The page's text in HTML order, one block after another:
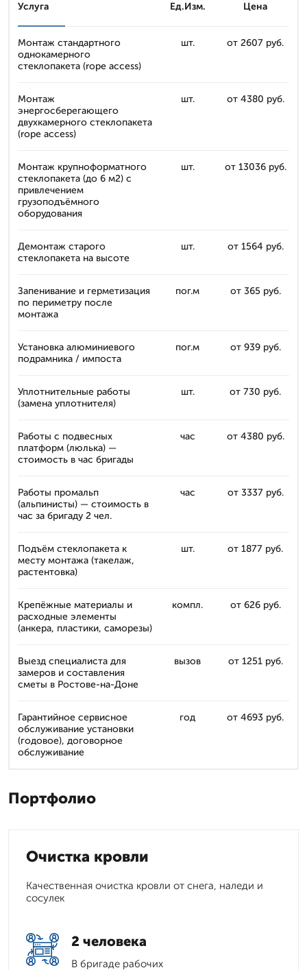
Услуга Ед.Изм. Цена
Монтаж стандартного
однокамерного
стеклопакета (rope access)
шт. от 2607 руб.
Монтаж
энергосберегающего
двухкамерного стеклопакета
(rope access)
шт. от 4380 руб.
Монтаж крупноформатного
стеклопакета (до 6 м2) с
привлечением
грузоподъёмного
оборудования
шт. от 13036 руб.
Демонтаж старого
стеклопакета на высоте
шт. от 1564 руб.
Запенивание и герметизация
по периметру после
монтажа
пог.м от 365 руб.
Установка алюминиевого
подрамника / импоста
пог.м от 939 руб.
Уплотнительные работы
(замена уплотнителя)
шт. от 730 руб.
Работы с подвесных
платформ (люлька) —
стоимость в час бригады
час от 4380 руб.
Работы промальп
(альпинисты) — стоимость в
час за бригаду 2 чел.
час от 3337 руб.
Подъём стеклопакета к
месту монтажа (такелаж,
растентовка)
шт. от 1877 руб.
Крепёжные материалы и
расходные элементы
(анкера, пластики, саморезы)
компл. от 626 руб.
Выезд специалиста для
замеров и составления
сметы в Ростове-на-Доне
вызов от 1251 руб.
Гарантийное сервисное
обслуживание установки
(годовое), договорное
обслуживание
год от 4693 руб.
Портфолио
Очистка кровли
Качественная очистка кровли от снега, наледи и
сосулек
2 человека
В бригаде рабочих